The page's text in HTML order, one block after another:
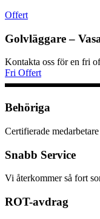
Offert
Golvläggare –
Kontakta oss för en fri
Fri Offert
Behöriga
Certifierade medarbetare
Snabb Service
Vi återkommer så fort
ROT-avdrag